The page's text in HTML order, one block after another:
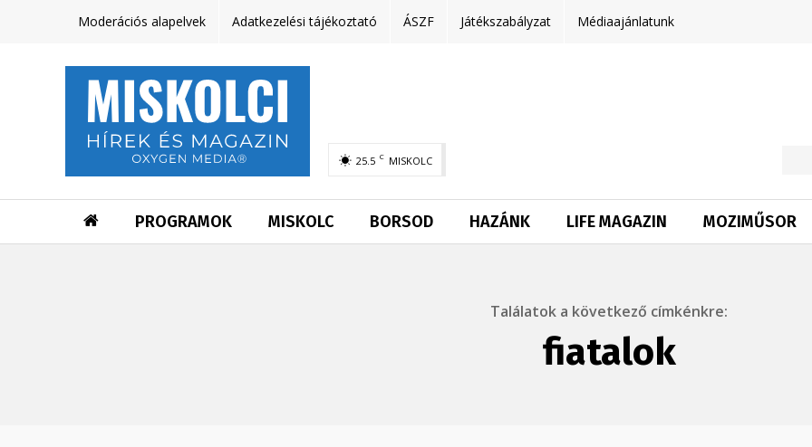
Moderációs alapelvek Adatkezelési tájékoztató ÁSZF Játékszabályzat Médiaajánlatunk
25.5 C MISKOLC
PROGRAMOK MISKOLC BORSOD HAZÁNK LIFE MAGAZIN MOZIMŰSOR
Találatok a következő címkénkre:
fiatalok